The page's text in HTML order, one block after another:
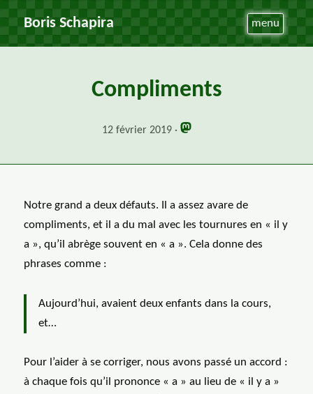
Boris Schapira menu
Compliments
12 février 2019
Notre grand a deux défauts. Il a assez avare de
compliments, et il a du mal avec les tournures en « il y
a », qu’il abrège souvent en « a ». Cela donne des
phrases comme :
Aujourd’hui, avaient deux enfants dans la cours,
et…
Pour l’aider à se corriger, nous avons passé un accord :
à chaque fois qu’il prononce « a » au lieu de « il y a »